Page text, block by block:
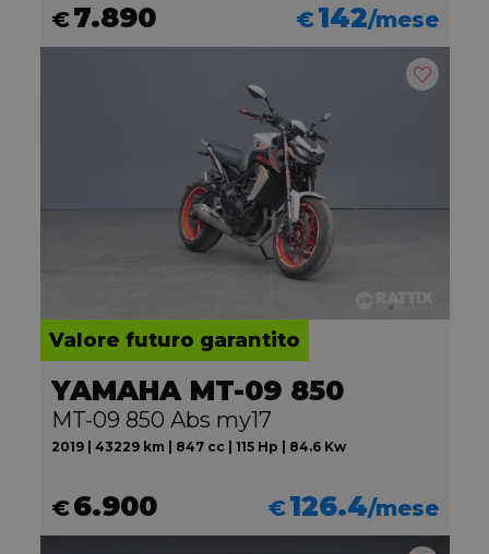
€7.890 €142/mese
Valore futuro garantito
YAMAHA MT-09 850
MT-09 850 Abs my17
2019 | 43229 km | 847 cc | 115 Hp | 84.6 Kw
€6.900 €126.4/mese